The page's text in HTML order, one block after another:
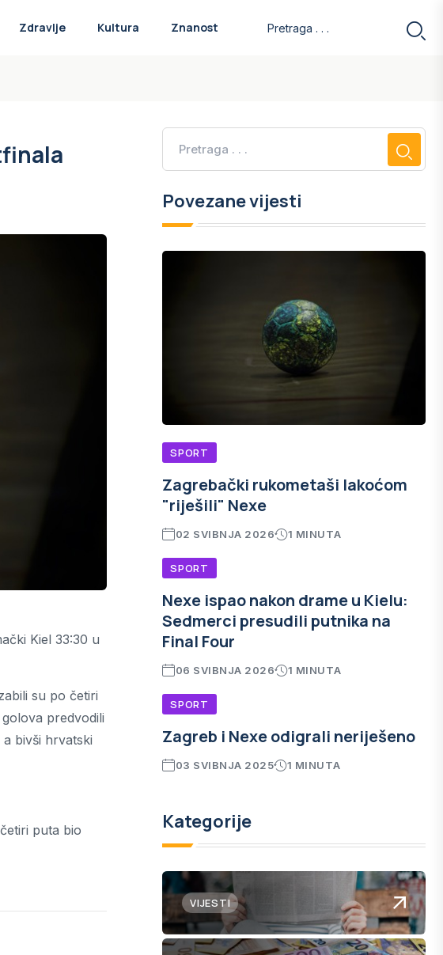
Zdravlje Kultura Znanost
Kiel 33:30 u
su po četiri
predvodili
bivši hrvatski
puta bio
Povezane vijesti
SPORT
Zagrebački rukometaši lakoćom
"riješili" Nexe
02 SVIBNJA 2026 1 MINUTA
SPORT
Nexe ispao nakon drame u Kielu:
Sedmerci presudili putnika na
Final Four
06 SVIBNJA 2026 1 MINUTA
SPORT
Zagreb i Nexe odigrali neriješeno
03 SVIBNJA 2025 1 MINUTA
Kategorije
VIJESTI